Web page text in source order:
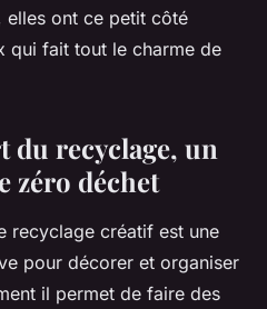
elles ont ce petit côté
qui fait tout le charme de
du recyclage, un
zéro déchet
recyclage créatif est une
pour décorer et organiser
il permet de faire des